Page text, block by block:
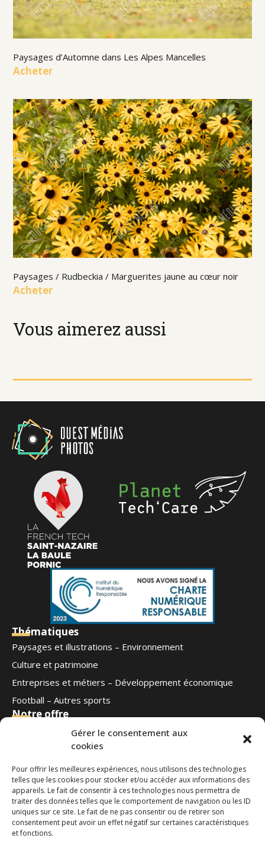
Gérer le consentement aux
cookies
Pour offrir les meilleures expériences, nous utilisons des technologies
telles que les cookies pour stocker et/ou accéder aux informations des
appareils. Le fait de consentir à ces technologies nous permettra de
traiter des données telles que le comportement de navigation ou les ID
uniques sur ce site. Le fait de ne pas consentir ou de retirer son
consentement peut avoir un effet négatif sur certaines caractéristiques
et fonctions.
Vous aimerez aussi
Paysages d’Automne dans Les Alpes Mancelles
Acheter
Paysages / Rudbeckia / Marguerites jaune au cœur noir
Acheter
Thématiques
Paysages et illustrations – Environnement
Culture et patrimoine
Entreprises et métiers – Développement économique
Football – Autres sports
Notre offre
Qui sommes-nous
Contact
Ouest Médias
Nous suivre
Contactez-nous
phototheque@ouestmedias.com